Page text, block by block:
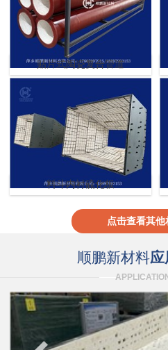
贴片式陶瓷复合管道
料斗内衬硫化板
点击查看其
顺鹏新材料应